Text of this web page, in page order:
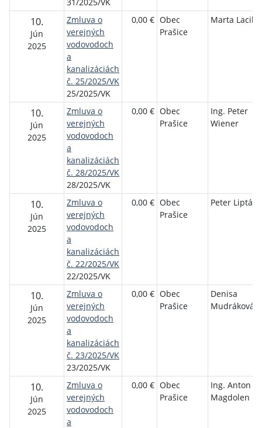
10.
Jún
2025
Zmluva o
verejných
vodovodoch
a
kanalizáciách
č. 25/2025/VK
25/2025/VK
0,00 € Obec
Prašice
Marta
10.
Jún
2025
Zmluva o
verejných
vodovodoch
a
kanalizáciách
č. 28/2025/VK
28/2025/VK
0,00 € Obec
Prašice
Ing. Peter
Wiener
10.
Jún
2025
Zmluva o
verejných
vodovodoch
a
kanalizáciách
č. 22/2025/VK
22/2025/VK
0,00 € Obec
Prašice
Peter Lipták
10.
Jún
2025
Zmluva o
verejných
vodovodoch
a
kanalizáciách
č. 23/2025/VK
23/2025/VK
0,00 € Obec
Prašice
Denisa
Mudráková
10.
Jún
2025
Zmluva o
verejných
vodovodoch
a
0,00 € Obec
Prašice
Ing. Anton
Magdolen